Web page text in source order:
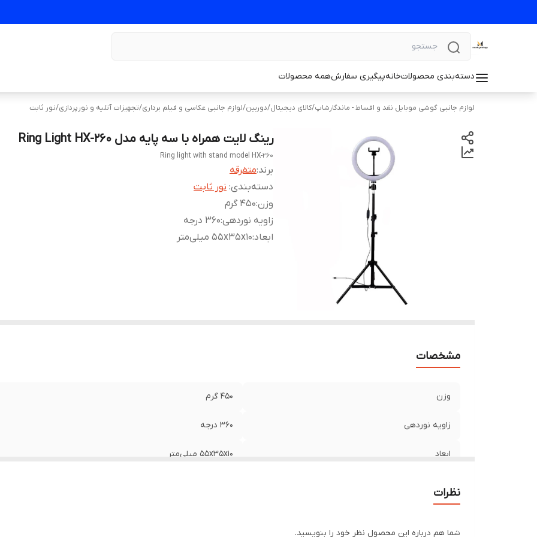
دسته‌بندی محصولاتخانهپیگیری سفارشهمه محصولات
لوازم جانبی گوشی موبایل نقد و اقساط - ماندگارشاپ/کالای دیجیتال/دوربین/لوازم جانبی عکاسی و فیلم برداری/تجهیزات آتلیه و نورپردازی/نور ثابت
رینگ لایت همراه با سه پایه مدل Ring Light HX-260
Ring light with stand model HX-260
برند:متفرقه
دسته‌بندی: نور ثابت
وزن:450 گرم
زاویه نوردهی:360 درجه
ابعاد:55x35x10 میلی‌متر
مشخصات
وزن 450 گرم
زاویه نوردهی 360 درجه
ابعاد 55x35x10 میلی‌متر
نظرات
شما هم درباره این محصول نظر خود را بنویسید.